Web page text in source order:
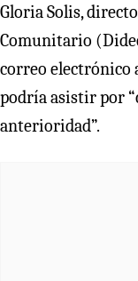
Gloria Solis,
Comunitario
correo electrónico
podría asistir por
anterioridad”.